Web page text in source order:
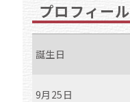
プロフィール
誕生日
9月25日